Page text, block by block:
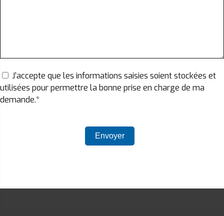
J’accepte que les informations saisies soient stockées et
utilisées pour permettre la bonne prise en charge de ma
demande.*